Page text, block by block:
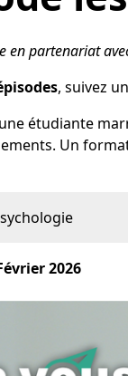
en partenariat
, suivez
étudiante
Un
2026